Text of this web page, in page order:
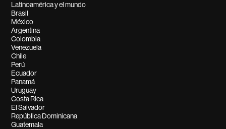
Latinoamérica y el mundo
Brasil
México
Argentina
Colombia
Venezuela
Chile
Perú
Ecuador
Panamá
Uruguay
Costa Rica
El Salvador
República Dominicana
Guatemala